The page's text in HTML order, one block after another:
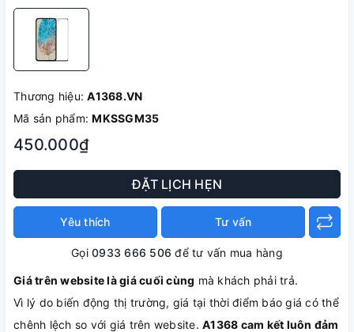
Thương hiệu:A1368.VN
Mã sản phẩm:MKSSGM35
450.000₫
ĐẶT LỊCH HẸN
Yêu thích Tư vấn
Gọi0933 666 506 để tư vấn mua hàng
Giá trên website là giá cuối cùng mà khách phải trả.
Vì lý do biến động thị trường, giá tại thời điểm báo giá có thể
chênh lệch so với giá trên website. A1368 cam kết luôn đảm